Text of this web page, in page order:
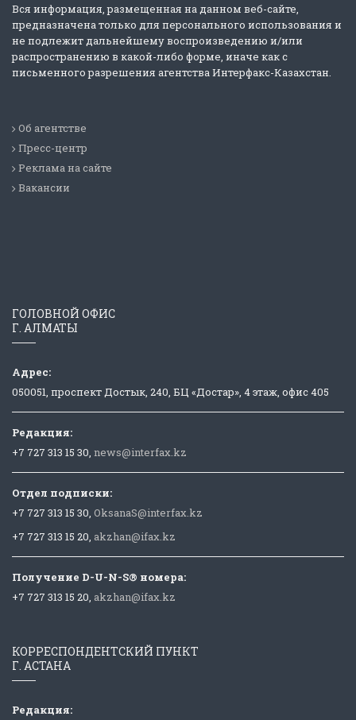
Вся информация, размещенная на данном веб-сайте,
предназначена только для персонального использования и
не подлежит дальнейшему воспроизведению и/или
распространению в какой-либо форме, иначе как с
письменного разрешения агентства Интерфакс-Казахстан.
Об агентстве
Пресс-центр
Реклама на сайте
Вакансии
ГОЛОВНОЙ ОФИС
Г. АЛМАТЫ
Адрес:
050051, проспект Достык, 240, БЦ «Достар», 4 этаж, офис 405
Редакция:
+7 727 313 15 30, news@interfax.kz
Отдел подписки:
+7 727 313 15 30, OksanaS@interfax.kz
+7 727 313 15 20, akzhan@ifax.kz
Получение D-U-N-S® номера:
+7 727 313 15 20, akzhan@ifax.kz
КОРРЕСПОНДЕНТСКИЙ ПУНКТ
Г. АСТАНА
Редакция: